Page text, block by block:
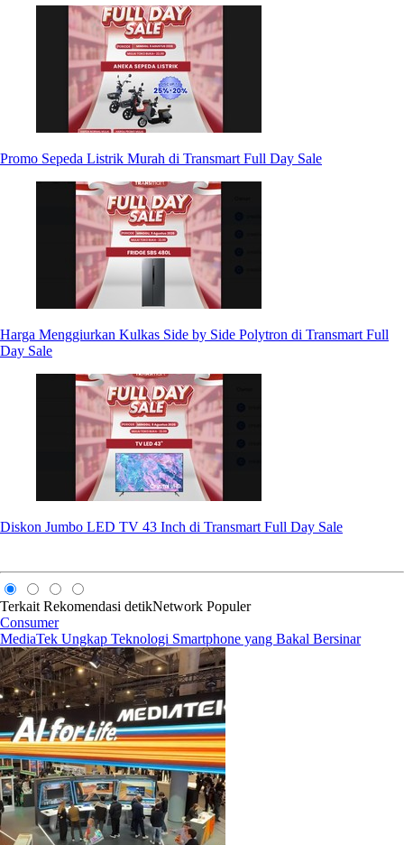
Promo Sepeda Listrik Murah di Transmart Full Day Sale
Harga Menggiurkan Kulkas Side by Side Polytron di Transmart Full
Day Sale
Diskon Jumbo LED TV 43 Inch di Transmart Full Day Sale
Terkait Rekomendasi detikNetwork Populer
Consumer
MediaTek Ungkap Teknologi Smartphone yang Bakal Bersinar